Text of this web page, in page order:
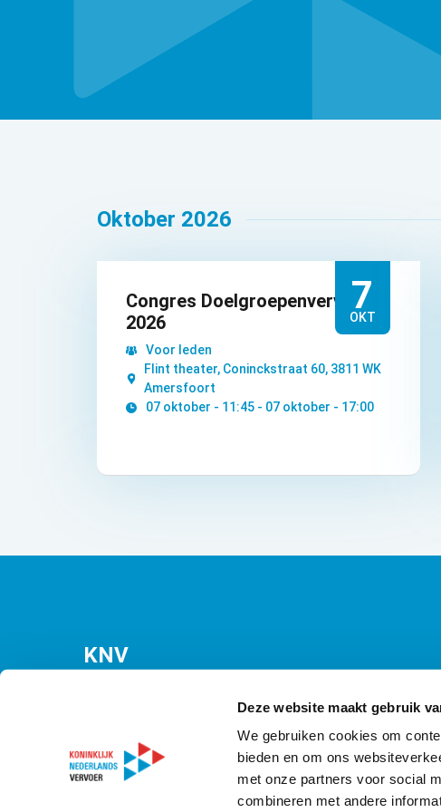
Deze website maakt gebruik
We gebruiken cookies om
bieden en om ons
met onze partners voor social
combineren met andere
Oktober 2026
7
OKT
Congres Doelgroepenvervoer
2026
Voor leden
Flint theater, Coninckstraat 60, 3811 WK
Amersfoort
07 oktober - 11:45 - 07 oktober - 17:00
KNV
T070 349 09 21